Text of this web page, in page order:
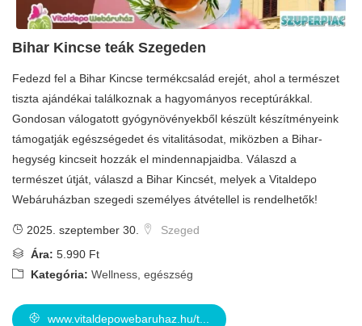
Bihar Kincse teák Szegeden
Fedezd fel a Bihar Kincse termékcsalád erejét, ahol a természet
tiszta ajándékai találkoznak a hagyományos receptúrákkal.
Gondosan válogatott gyógynövényekből készült készítményeink
támogatják egészségedet és vitalitásodat, miközben a Bihar-
hegység kincseit hozzák el mindennapjaidba. Válaszd a
természet útját, válaszd a Bihar Kincsét, melyek a Vitaldepo
Webáruházban szegedi személyes átvétellel is rendelhetők!
2025. szeptember 30.
Szeged
Ára: 5.990 Ft
Kategória: Wellness, egészség
www.vitaldepowebaruhaz.hu/t...